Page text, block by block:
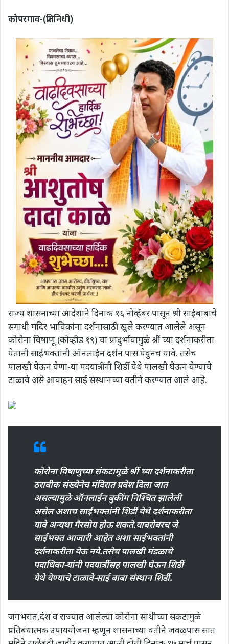
कोपरगाव-(प्रतिनिधी)
राज्‍य शासनाच्‍या आदेशाने दिनांक १६ नोव्‍हेंबर पासून श्री साईबाबांचे
समाधी मंदिर भाविकांना दर्शनासाठी खुले करण्‍यात आलेले असून
कोरोना विषाणू (कोव्‍हीड १९) चा प्रादुर्भावामुळे श्रीं च्‍या दर्शनाकरीता
येतानी साईभक्‍तांनी ऑनलाईन दर्शन पास घेवुनच यावे. तसेच
पालखी घेऊन येणा-या पदयात्रींनी शिर्डी येथे पालखी घेऊन येण्‍याचे
टाळावे असे आवाहन साई संस्थानच्या वतीने करण्यात आले आहे.
कोरोना विषाणुच्‍या संकटामुळे श्रीं च्‍या दर्शनाकरीता
ठरावीक संख्‍येनेच मंदिरात प्रवेश दिला जात
असल्‍यामुळे ऑनलाईन बुकींग निश्चित झालेली
असेल अशाच साईभक्‍तांनी शिर्डी येथे दर्शनाकरीता
यावे अन्‍यथा गैरसोय होऊ शकते.याबरोबरच जे
साईभक्‍त आजारी आहेत अशा साईभक्‍तांनी
दर्शनाकरीता येऊ नये.तसेच पालखी मंडळाचे
पदाधिका-यांनी पदयात्रींसह पालखी घेऊन शिर्डी
येथे येण्‍याचे टाळावे-साई बाबा संस्थान शिर्डी.
जगभरात,देश व राज्‍यात आलेल्‍या कोरोना साथीच्‍या संकटामुळे
प्रतिबंधात्‍मक उपाययोजना म्‍हणून शासनाच्‍या वतीने जवळपास सात